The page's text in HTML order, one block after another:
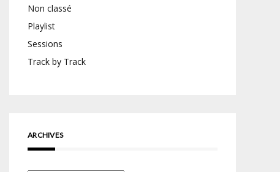
Non classé
Playlist
Sessions
Track by Track
ARCHIVES